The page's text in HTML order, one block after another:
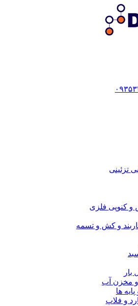
تزئینی
و کنوپی فلزی
و کش و تسمه
و مخزن آب
ها
و فلاپ